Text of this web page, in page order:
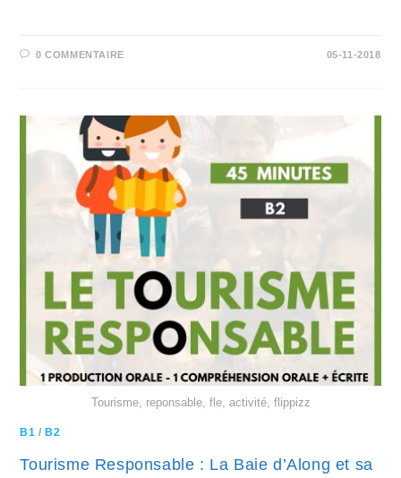
0 COMMENTAIRE 05-11-2018
Tourisme, reponsable, fle, activité, flippizz
B1 /B2
Tourisme Responsable : La Baie d’Along et sa